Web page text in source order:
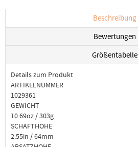
Beschreibung
Bewertungen
Größentabelle
Details zum Produkt
ARTIKELNUMMER
1029361
GEWICHT
10.69oz / 303g
SCHAFTHOHE
2.55in / 64mm